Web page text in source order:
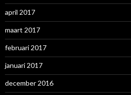
april 2017
maart 2017
februari 2017
januari 2017
december 2016